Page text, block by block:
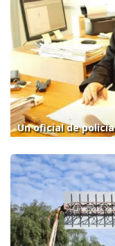
Un oficial de